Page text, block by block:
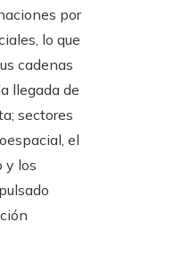
por
lo que
cadenas
llegada de
sectores
el
y los